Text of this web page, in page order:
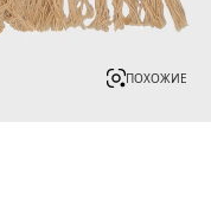
ПОХОЖИЕ